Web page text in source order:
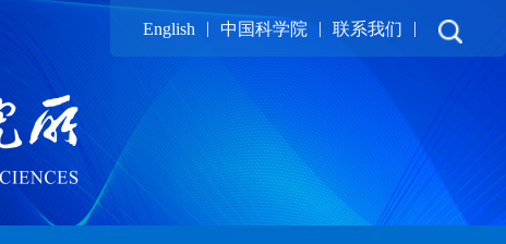
English | 中国科学院 | 联系我们 |